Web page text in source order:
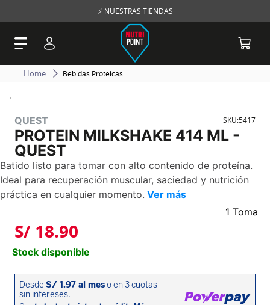
⚡ NUESTRAS TIENDAS
Bebidas Proteicas
QUEST SKU:5417
PROTEIN MILKSHAKE 414 ML -
QUEST
Batido listo para tomar con alto contenido de proteína.
Ideal para recuperación muscular, saciedad y nutrición
práctica en cualquier momento. Ver más
1 Toma
S/ 18.90
Stock disponible